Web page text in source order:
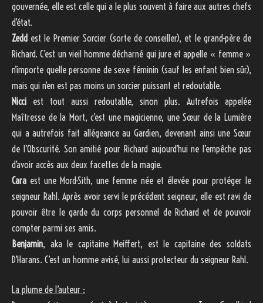
gouvernée, elle est celle qui a le plus souvent à faire aux autres chefs
d’état.
Zedd est le Premier Sorcier (sorte de conseiller), et le grand-père de
Richard. C’est un vieil homme décharné qui jure et appelle « femme »
n’importe quelle personne de sexe féminin (sauf les enfant bien sûr),
mais qui n’en est pas moins un sorcier puissant et redoutable.
Nicci est tout aussi redoutable, sinon plus. Autrefois appelée
Maîtresse de la Mort, c’est une magicienne, une Sœur de la Lumière
qui a autrefois fait allégeance au Gardien, devenant ainsi une Sœur
de l’Obscurité. Son amitié pour Richard aujourd’hui ne l’empêche pas
d’avoir accès aux deux facettes de la magie.
Cara est une Mord-Sith, une femme née et élevée pour protéger le
seigneur Rahl. Après avoir servi le précédent seigneur, elle est ravi de
pouvoir être le garde du corps personnel de Richard et de pouvoir
compter parmi ses amis.
Benjamin, aka le capitaine Meiffert, est le capitaine des soldats
D’Harans. C’est un homme avisé, lui aussi protecteur du seigneur Rahl.
La plume de l’auteur :